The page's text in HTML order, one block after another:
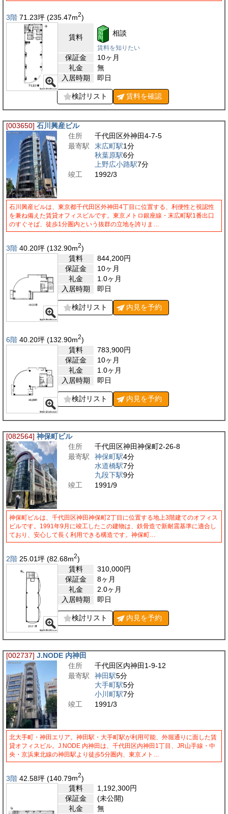
3階 71.23坪 (235.47m2)
賃料 相談
賃料を知りたい
保証金
10ヶ月
礼金
無
入居時期
即日
検討リスト 賃料を確認
[003650] 石川興産ビル
住所
千代田区外神田4-7-5
最寄駅
末広町駅1分
秋葉原駅6分
上野広小路駅7分
竣工
1992/3
石川興産ビルは、東京都千代田区外神田4丁目に位置する、利便性と視認性
を兼ね備えた賃貸オフィスビルです。東京メトロ銀座線・末広町駅1番出口
のすぐそば、徒歩1分圏内という抜群の立地を誇りま…
3階 40.20坪 (132.90m2)
賃料
844,200円
保証金
10ヶ月
礼金
1.0ヶ月
入居時期
即日
検討リスト 内見を予約
6階 40.20坪 (132.90m2)
賃料
783,900円
保証金
10ヶ月
礼金
1.0ヶ月
入居時期
即日
検討リスト 内見を予約
[082564] 神保町ビル
住所
千代田区神田神保町2-26-8
最寄駅
神保町駅4分
水道橋駅7分
九段下駅9分
竣工
1991/9
神保町ビルは、千代田区神田神保町2丁目に位置する地上3階建てのオフィス
ビルです。1991年9月に竣工したこの建物は、鉄骨造で新耐震基準に適合し
ており、安心して長く利用できる構造です。神保町…
2階 25.01坪 (82.68m2)
賃料
310,000円
保証金
8ヶ月
礼金
2.0ヶ月
入居時期
即日
検討リスト 内見を予約
[002737] J.NODE 内神田
住所
千代田区内神田1-9-12
最寄駅
神田駅5分
大手町駅5分
小川町駅7分
竣工
1991/3
北大手町・神田エリア。神田駅・大手町駅が利用可能、外堀通りに面した賃
貸オフィスビル。J.NODE 内神田は、千代田区内神田1丁目、JR山手線・中
央・京浜東北線の神田駅より徒歩5分圏内、東京メト…
3階 42.58坪 (140.79m2)
賃料
1,192,300円
保証金
(未公開)
礼金
無